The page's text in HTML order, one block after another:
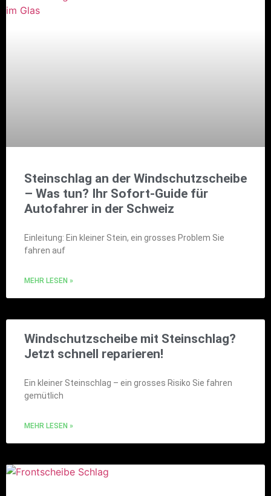
Steinschlag an der Windschutzscheibe
– Was tun? Ihr Sofort-Guide für
Autofahrer in der Schweiz
Einleitung: Ein kleiner Stein, ein grosses Problem Sie
fahren auf
MEHR LESEN »
Windschutzscheibe mit Steinschlag?
Jetzt schnell reparieren!
Ein kleiner Steinschlag – ein grosses Risiko Sie fahren
gemütlich
MEHR LESEN »